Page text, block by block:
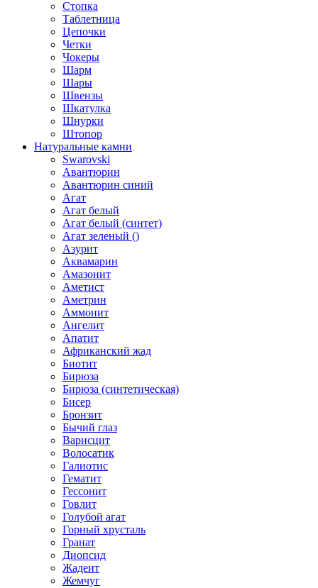
Стопка
Таблетница
Цепочки
Четки
Чокеры
Шарм
Шары
Швензы
Шкатулка
Шнурки
Штопор
Натуральные камни
Swarovski
Авантюрин
Авантюрин синий
Агат
Агат белый
Агат белый (синтет)
Агат зеленый ()
Азурит
Аквамарин
Амазонит
Аметист
Аметрин
Аммонит
Ангелит
Апатит
Африканский жад
Биотит
Бирюза
Бирюза (синтетическая)
Бисер
Бронзит
Бычий глаз
Варисцит
Волосатик
Галиотис
Гематит
Гессонит
Говлит
Голубой агат
Горный хрусталь
Гранат
Диопсид
Жадеит
Жемчуг